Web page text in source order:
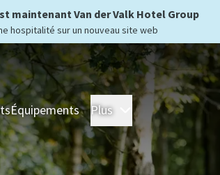
maintenant Van der Valk Hotel Group
hospitalité sur un nouveau site web
Équipements Plus HôtelsSéjour